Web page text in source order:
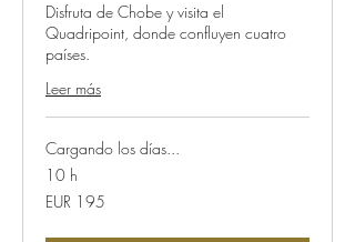
Disfruta de Chobe y visita el
Quadripoint, donde confluyen cuatro
países.
Leer más
Cargando los días...
10 h
195
euros
EUR 195